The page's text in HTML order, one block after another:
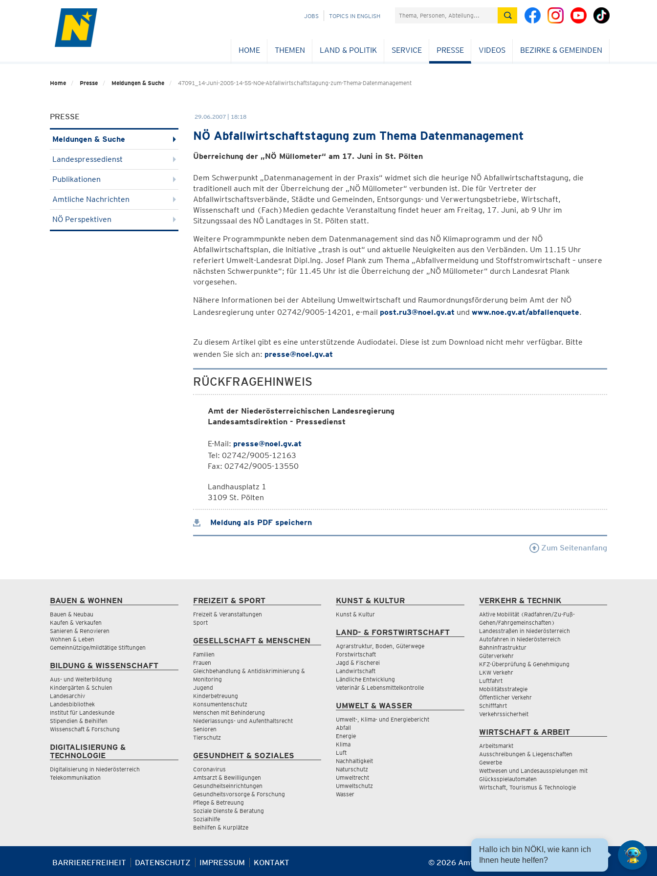
NAVIGATION
JOBS TOPICS IN ENGLISH Suchefeld
HOME THEMEN LAND & POLITIK SERVICE PRESSE VIDEOS BEZIRKE & GEMEINDEN
Home Presse Meldungen & Suche 47091_14-Juni-2005-14-55-NOe-Abfallwirtschaftstagung-zum-Thema-Datenmanagement
PRESSE
Meldungen & Suche
Landespressedienst
Publikationen
Amtliche Nachrichten
NÖ Perspektiven
29.06.2007 | 18:18
NÖ Abfallwirtschaftstagung zum Thema Datenmanagement
Überreichung der „NÖ Müllometer“ am 17. Juni in St. Pölten
Dem Schwerpunkt „Datenmanagement in der Praxis“ widmet sich die heurige NÖ Abfallwirtschaftstagung, die
traditionell auch mit der Überreichung der „NÖ Müllometer“ verbunden ist. Die für Vertreter der
Abfallwirtschaftsverbände, Städte und Gemeinden, Entsorgungs- und Verwertungsbetriebe, Wirtschaft,
Wissenschaft und (Fach)Medien gedachte Veranstaltung findet heuer am Freitag, 17. Juni, ab 9 Uhr im
Sitzungssaal des NÖ Landtages in St. Pölten statt.
Weitere Programmpunkte neben dem Datenmanagement sind das NÖ Klimaprogramm und der NÖ
Abfallwirtschaftsplan, die Initiative „trash is out“ und aktuelle Neuigkeiten aus den Verbänden. Um 11.15 Uhr
referiert Umwelt-Landesrat Dipl.Ing. Josef Plank zum Thema „Abfallvermeidung und Stoffstromwirtschaft – unsere
nächsten Schwerpunkte“; für 11.45 Uhr ist die Überreichung der „NÖ Müllometer“ durch Landesrat Plank
vorgesehen.
Nähere Informationen bei der Abteilung Umweltwirtschaft und Raumordnungsförderung beim Amt der NÖ
Landesregierung unter 02742/9005-14201, e-mail post.ru3@noel.gv.at und www.noe.gv.at/abfallenquete.
Zu diesem Artikel gibt es eine unterstützende Audiodatei. Diese ist zum Download nicht mehr verfügbar. Bitte
wenden Sie sich an: presse@noel.gv.at
RÜCKFRAGEHINWEIS
Amt der Niederösterreichischen Landesregierung
Landesamtsdirektion - Pressedienst
E-Mail: presse@noel.gv.at
Tel: 02742/9005-12163
Fax: 02742/9005-13550
Landhausplatz 1
3109 St. Pölten
Meldung als PDF speichern
Zum Seitenanfang
BAUEN & WOHNEN
Bauen & Neubau
Kaufen & Verkaufen
Sanieren & Renovieren
Wohnen & Leben
Gemeinnützige/mildtätige Stiftungen
BILDUNG & WISSENSCHAFT
Aus- und Weiterbildung
Kindergärten & Schulen
Landesarchiv
Landesbibliothek
Institut für Landeskunde
Stipendien & Beihilfen
Wissenschaft & Forschung
DIGITALISIERUNG &
TECHNOLOGIE
Digitalisierung in Niederösterreich
Telekommunikation
FREIZEIT & SPORT
Freizeit & Veranstaltungen
Sport
GESELLSCHAFT & MENSCHEN
Familien
Frauen
Gleichbehandlung & Antidiskriminierung &
Monitoring
Jugend
Kinderbetreuung
Konsumentenschutz
Menschen mit Behinderung
Niederlassungs- und Aufenthaltsrecht
Senioren
Tierschutz
GESUNDHEIT & SOZIALES
Coronavirus
Amtsarzt & Bewilligungen
Gesundheitseinrichtungen
Gesundheitsvorsorge & Forschung
Pflege & Betreuung
Soziale Dienste & Beratung
Sozialhilfe
Beihilfen & Kurplätze
KUNST & KULTUR
Kunst & Kultur
LAND- & FORSTWIRTSCHAFT
Agrarstruktur, Boden, Güterwege
Forstwirtschaft
Jagd & Fischerei
Landwirtschaft
Ländliche Entwicklung
Veterinär & Lebensmittelkontrolle
UMWELT & WASSER
Umwelt-, Klima- und Energiebericht
Abfall
Energie
Klima
Luft
Nachhaltigkeit
Naturschutz
Umweltrecht
Umweltschutz
Wasser
VERKEHR & TECHNIK
Aktive Mobilität (Radfahren/Zu-Fuß-
Gehen/Fahrgemeinschaften)
Landesstraßen in Niederösterreich
Autofahren in Niederösterreich
Bahninfrastruktur
Güterverkehr
KFZ-Überprüfung & Genehmigung
LKW Verkehr
Luftfahrt
Mobilitätsstrategie
Öffentlicher Verkehr
Schifffahrt
Verkehrssicherheit
WIRTSCHAFT & ARBEIT
Arbeitsmarkt
Ausschreibungen & Liegenschaften
Gewerbe
Wettwesen und Landesausspielungen mit
Glücksspielautomaten
Wirtschaft, Tourismus & Technologie
BARRIEREFREIHEIT DATENSCHUTZ IMPRESSUM KONTAKT © 2026 Amt der NÖ Landesregierung
Hallo ich bin NÖKI, wie kann ich
Ihnen heute helfen?